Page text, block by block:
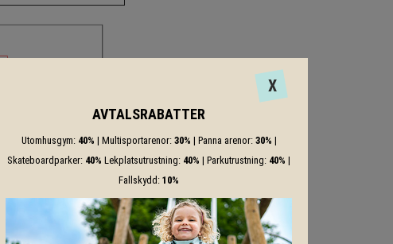
X
AVTALSRABATTER
Utomhusgym: 40% | Multisportarenor: 30% | Panna arenor: 30% |
Skateboardparker: 40% Lekplatsutrustning: 40% | Parkutrustning: 40% |
Fallskydd: 10%